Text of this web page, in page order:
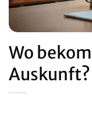
Wo
Auskunft?